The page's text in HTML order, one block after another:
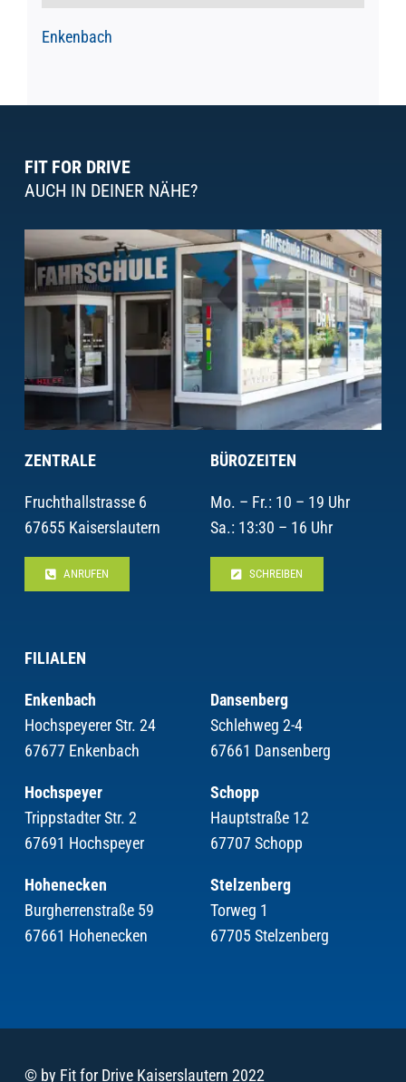
Enkenbach
FIT FOR DRIVE
AUCH IN DEINER NÄHE?
ZENTRALE
Fruchthallstrasse 6
67655 Kaiserslautern
ANRUFEN
BÜROZEITEN
Mo. – Fr.: 10 – 19 Uhr
Sa.: 13:30 – 16 Uhr
SCHREIBEN
FILIALEN
Enkenbach
Hochspeyerer Str. 24
67677 Enkenbach
Hochspeyer
Trippstadter Str. 2
67691 Hochspeyer
Hohenecken
Burgherrenstraße 59
67661 Hohenecken
Dansenberg
Schlehweg 2-4
67661 Dansenberg
Schopp
Hauptstraße 12
67707 Schopp
Stelzenberg
Torweg 1
67705 Stelzenberg
© by Fit for Drive Kaiserslautern 2022